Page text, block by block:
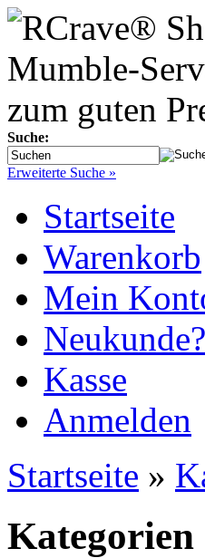
Suche:
Erweiterte Suche »
Startseite
Warenkorb
Mein
Neukunde?
Kasse
Anmelden
Startseite »
Kategorien